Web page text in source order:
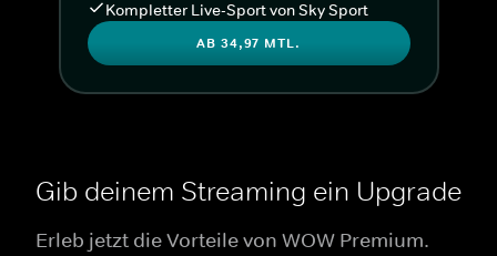
Kompletter Live-Sport von Sky Sport
AB 34,97 MTL.
Gib deinem Streaming ein Upgrade
Erleb jetzt die Vorteile von WOW Premium.